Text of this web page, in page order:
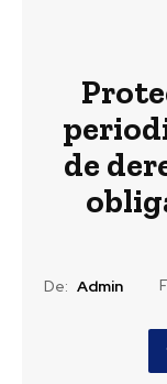
de
De: Admin